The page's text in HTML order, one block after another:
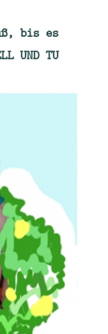
bis es
UND TU